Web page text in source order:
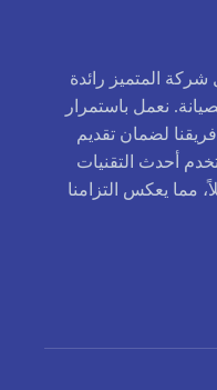
شركة المتميز رائدة
نعمل باستمرار
لضمان تقديم
أحدث التقنيات
مما يعكس التزامنا